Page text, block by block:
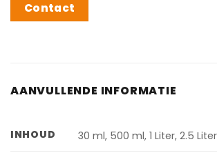
Contact
AANVULLENDE INFORMATIE
INHOUD 30 ml, 500 ml, 1 Liter, 2.5